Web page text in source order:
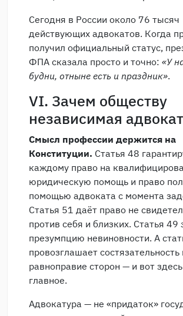
Сегодня в России около 76 тысяч
действующих адвокатов. Когда
получил официальный статус,
ФПА сказала просто и точно: «У
будни, отныне есть и праздник».
VI. Зачем обществу
независимая
Смысл профессии держится на
Конституции. Статья 48
каждому право на
юридическую помощь и право
помощью адвоката с момента
Статья 51 даёт право не
против себя и близких. Статья 49
презумпцию невиновности. А
провозглашает состязательность
равноправие сторон — и вот
главное.
Адвокатура — не «придаток»